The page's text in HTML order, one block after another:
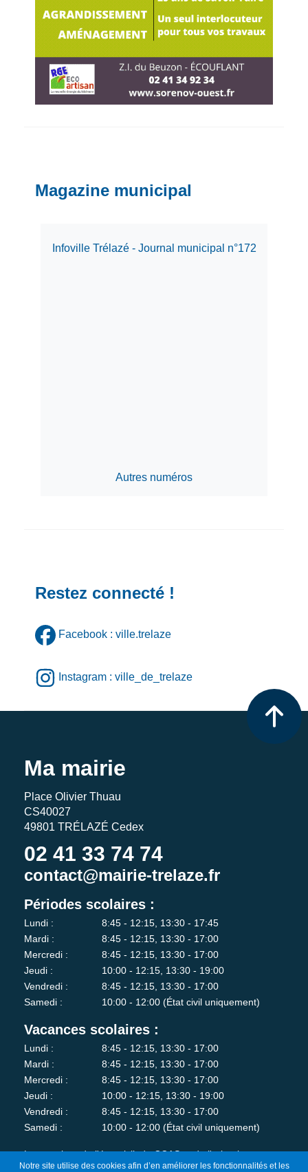
Magazine municipal
Infoville Trélazé - Journal municipal n°172
Autres numéros
Restez connecté !
Facebook : ville.trelaze
Instagram : ville_de_trelaze
Ma mairie
Place Olivier Thuau
CS40027
49801 TRÉLAZÉ Cedex
02 41 33 74 74
contact@mairie-trelaze.fr
Périodes scolaires :
Lundi :
8:45 - 12:15, 13:30 - 17:45
Mardi :
8:45 - 12:15, 13:30 - 17:00
Mercredi :
8:45 - 12:15, 13:30 - 17:00
Jeudi :
10:00 - 12:15, 13:30 - 19:00
Vendredi :
8:45 - 12:15, 13:30 - 17:00
Samedi :
10:00 - 12:00 (État civil uniquement)
Vacances scolaires :
Lundi :
8:45 - 12:15, 13:30 - 17:00
Mardi :
8:45 - 12:15, 13:30 - 17:00
Mercredi :
8:45 - 12:15, 13:30 - 17:00
Jeudi :
10:00 - 12:15, 13:30 - 19:00
Vendredi :
8:45 - 12:15, 13:30 - 17:00
Samedi :
10:00 - 12:00 (État civil uniquement)
Les services de l'état-civil, du CCAS et de l'urbanisme sont
Notre site utilise des cookies afin d’en améliorer les fonctionnalités et les